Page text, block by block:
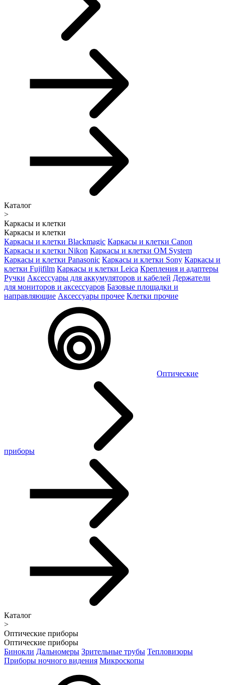
Каталог
>
Каркасы и клетки
Каркасы и клетки
Каркасы и клетки Blackmagic Каркасы и клетки Canon
Каркасы и клетки Nikon Каркасы и клетки OM System
Каркасы и клетки Panasonic Каркасы и клетки Sony Каркасы и
клетки Fujifilm Каркасы и клетки Leica Крепления и адаптеры
Ручки Аксессуары для аккумуляторов и кабелей Держатели
для мониторов и аксессуаров Базовые площадки и
направляющие Аксессуары прочее Клетки прочие
Оптические
приборы
Каталог
>
Оптические приборы
Оптические приборы
Бинокли Дальномеры Зрительные трубы Тепловизоры
Приборы ночного видения Микроскопы